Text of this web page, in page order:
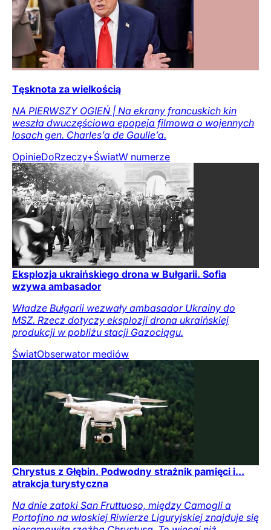
Tęsknota za wielkością
NA PIERWSZY OGIEŃ | Na ekrany francuskich kin
weszła dwuczęściowa epopeja filmowa o wojennych
losach gen. Charles’a de Gaulle’a.
OpinieDoRzeczy+ŚwiatW numerze
Eksplozja ukraińskiego drona w Bułgarii. Sofia
wzywa ambasador
Władze Bułgarii wezwały ambasador Ukrainy do
MSZ. Rzecz dotyczy eksplozji drona ukraińskiej
produkcji w pobliżu stacji Gazociągu.
ŚwiatObserwator mediów
Chrystus z Głębin. Podwodny strażnik pamięci i...
atrakcja turystyczna
Na dnie zatoki San Fruttuoso, między Camogli a
Portofino na włoskiej Riwierze Liguryjskiej znajduje się